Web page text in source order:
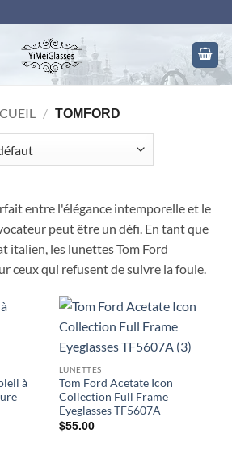
/ TOMFORD
entre l'élégance intemporelle et le
peut être un défi. En tant que
italien, les lunettes Tom Ford
ceux qui refusent de suivre la foule.
à
LUNETTES
Tom Ford Acetate Icon
Collection Full Frame
Eyeglasses TF5607A
$55.00